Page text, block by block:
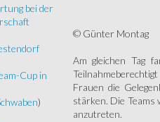
© Günter Montag
Am gleichen Tag
Frauen die
stärken. Die Teams
anzutreten.
bei der
Cup in
)